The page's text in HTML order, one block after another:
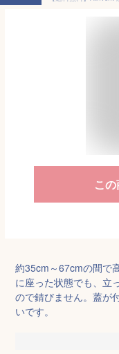
こ
約35cm～67cmの間で
に座った状態でも、立
ので錆びません。蓋が
いです。